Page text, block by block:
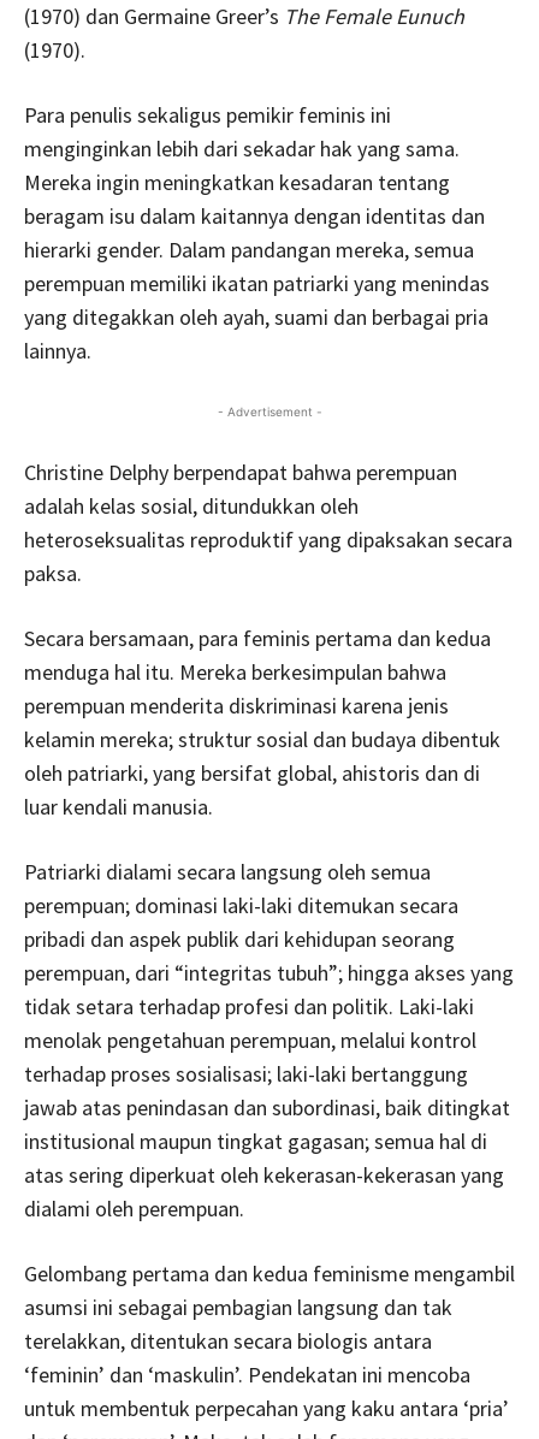
(1970) dan Germaine Greer’s The Female Eunuch
(1970).
Para penulis sekaligus pemikir feminis ini
menginginkan lebih dari sekadar hak yang sama.
Mereka ingin meningkatkan kesadaran tentang
beragam isu dalam kaitannya dengan identitas dan
hierarki gender. Dalam pandangan mereka, semua
perempuan memiliki ikatan patriarki yang menindas
yang ditegakkan oleh ayah, suami dan berbagai pria
lainnya.
- Advertisement -
Christine Delphy berpendapat bahwa perempuan
adalah kelas sosial, ditundukkan oleh
heteroseksualitas reproduktif yang dipaksakan secara
paksa.
Secara bersamaan, para feminis pertama dan kedua
menduga hal itu. Mereka berkesimpulan bahwa
perempuan menderita diskriminasi karena jenis
kelamin mereka; struktur sosial dan budaya dibentuk
oleh patriarki, yang bersifat global, ahistoris dan di
luar kendali manusia.
Patriarki dialami secara langsung oleh semua
perempuan; dominasi laki-laki ditemukan secara
pribadi dan aspek publik dari kehidupan seorang
perempuan, dari “integritas tubuh”; hingga akses yang
tidak setara terhadap profesi dan politik. Laki-laki
menolak pengetahuan perempuan, melalui kontrol
terhadap proses sosialisasi; laki-laki bertanggung
jawab atas penindasan dan subordinasi, baik ditingkat
institusional maupun tingkat gagasan; semua hal di
atas sering diperkuat oleh kekerasan-kekerasan yang
dialami oleh perempuan.
Gelombang pertama dan kedua feminisme mengambil
asumsi ini sebagai pembagian langsung dan tak
terelakkan, ditentukan secara biologis antara
‘feminin’ dan ‘maskulin’. Pendekatan ini mencoba
untuk membentuk perpecahan yang kaku antara ‘pria’